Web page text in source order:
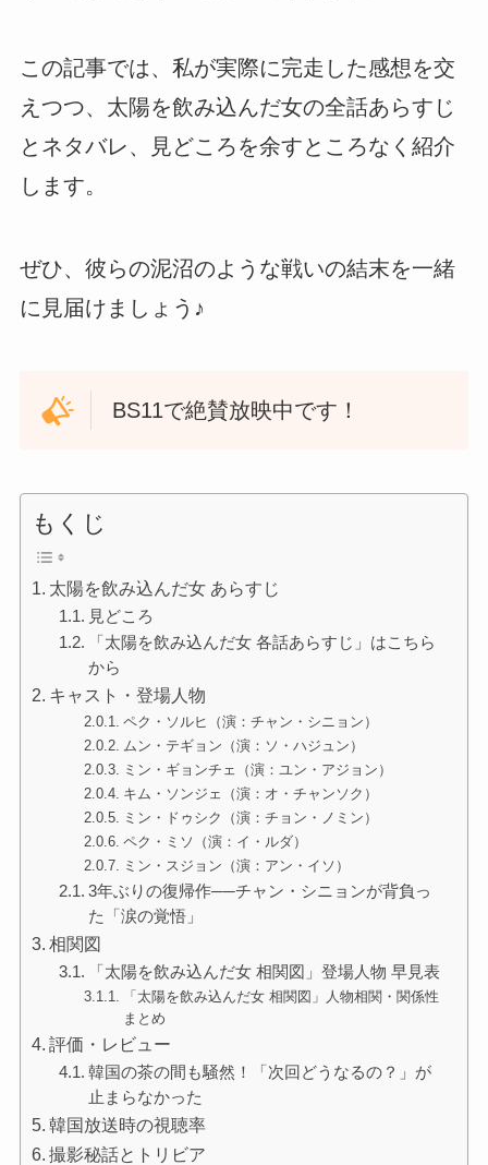
この記事では、私が実際に完走した感想を交
えつつ、太陽を飲み込んだ女の全話あらすじ
とネタバレ、見どころを余すところなく紹介
します。
ぜひ、彼らの泥沼のような戦いの結末を一緒
に見届けましょう♪
BS11で絶賛放映中です！
もくじ
太陽を飲み込んだ女 あらすじ
見どころ
「太陽を飲み込んだ女 各話あらすじ」はこちら
から
キャスト・登場人物
ペク・ソルヒ（演：チャン・シニョン）
ムン・テギョン（演：ソ・ハジュン）
ミン・ギョンチェ（演：ユン・アジョン）
キム・ソンジェ（演：オ・チャンソク）
ミン・ドゥシク（演：チョン・ノミン）
ペク・ミソ（演：イ・ルダ）
ミン・スジョン（演：アン・イソ）
3年ぶりの復帰作──チャン・シニョンが背負っ
た「涙の覚悟」
相関図
「太陽を飲み込んだ女 相関図」登場人物 早見表
「太陽を飲み込んだ女 相関図」人物相関・関係性
まとめ
評価・レビュー
韓国の茶の間も騒然！「次回どうなるの？」が
止まらなかった
韓国放送時の視聴率
撮影秘話とトリビア